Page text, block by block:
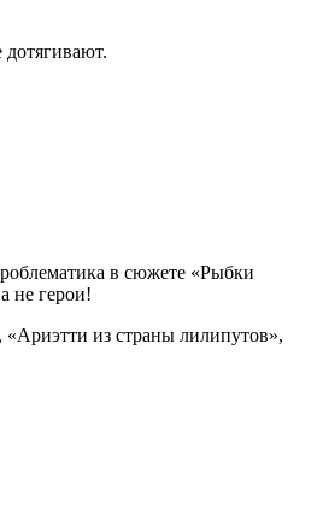
в сюжете «Рыбки
не герои!
из страны лилипутов»,